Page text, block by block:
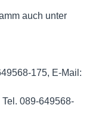
auch unter
175, E-Mail:
089-649568-